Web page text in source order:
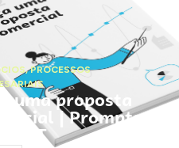
,PROCESSOS
uma proposta
| Prompts